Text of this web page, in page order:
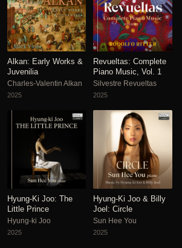
Alkan: Early Works &
Juvenilia
Charles-Valentin Alkan
2025
Revueltas: Complete
Piano Music, Vol. 1
Silvestre Revueltas
2025
Hyung-Ki Joo: The
Little Prince
Hyung-ki Joo
2025
Hyung-Ki Joo & Billy
Joel: Circle
Sun Hee You
2025